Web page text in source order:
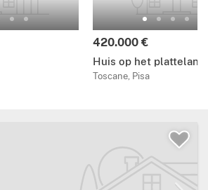
420.000 €
Huis op het platteland
Toscane, Pisa